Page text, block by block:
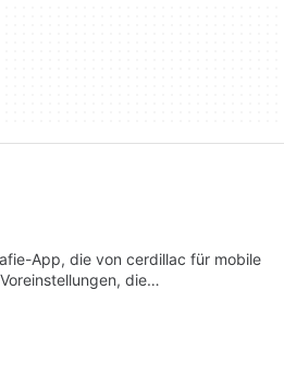
App, die von cerdillac für mobile
die…